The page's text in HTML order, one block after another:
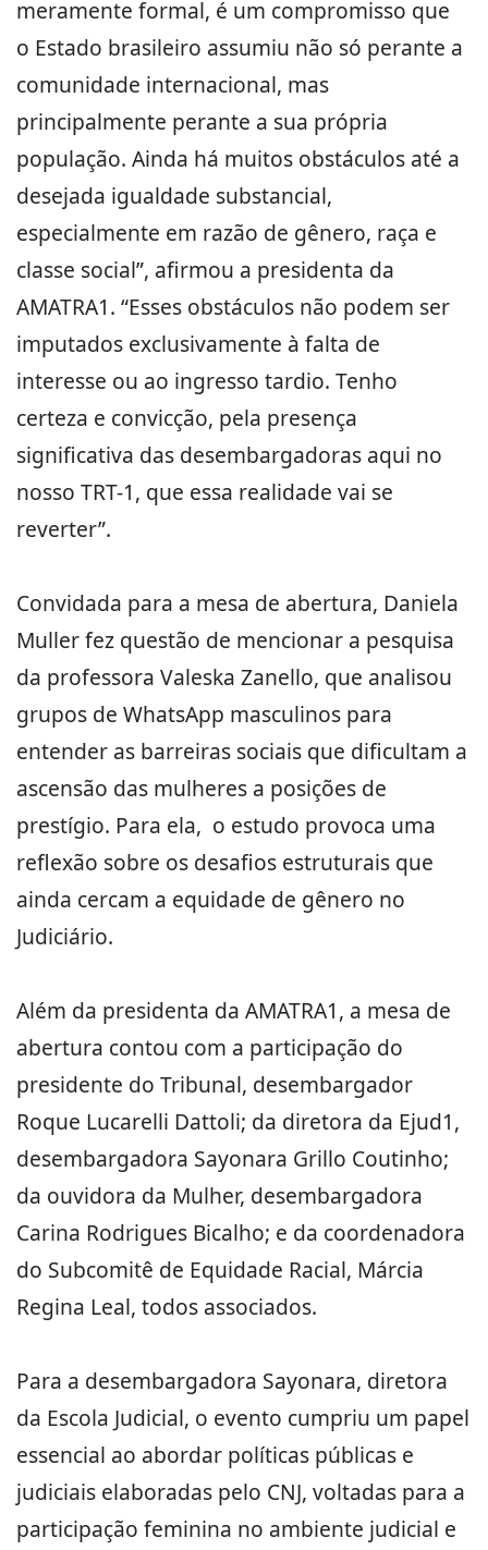
meramente formal, é um compromisso que
o Estado brasileiro assumiu não só perante a
comunidade internacional, mas
principalmente perante a sua própria
população. Ainda há muitos obstáculos até a
desejada igualdade substancial,
especialmente em razão de gênero, raça e
classe social”, afirmou a presidenta da
AMATRA1. “Esses obstáculos não podem ser
imputados exclusivamente à falta de
interesse ou ao ingresso tardio. Tenho
certeza e convicção, pela presença
significativa das desembargadoras aqui no
nosso TRT-1, que essa realidade vai se
reverter”.
Convidada para a mesa de abertura, Daniela
Muller fez questão de mencionar a pesquisa
da professora Valeska Zanello, que analisou
grupos de WhatsApp masculinos para
entender as barreiras sociais que dificultam a
ascensão das mulheres a posições de
prestígio. Para ela, o estudo provoca uma
reflexão sobre os desafios estruturais que
ainda cercam a equidade de gênero no
Judiciário.
Além da presidenta da AMATRA1, a mesa de
abertura contou com a participação do
presidente do Tribunal, desembargador
Roque Lucarelli Dattoli; da diretora da Ejud1,
desembargadora Sayonara Grillo Coutinho;
da ouvidora da Mulher, desembargadora
Carina Rodrigues Bicalho; e da coordenadora
do Subcomitê de Equidade Racial, Márcia
Regina Leal, todos associados.
Para a desembargadora Sayonara, diretora
da Escola Judicial, o evento cumpriu um papel
essencial ao abordar políticas públicas e
judiciais elaboradas pelo CNJ, voltadas para a
participação feminina no ambiente judicial e